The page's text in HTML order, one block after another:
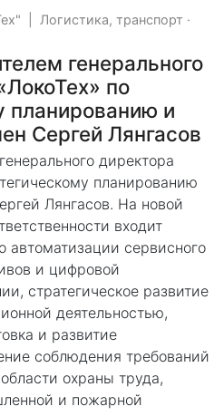
Логистика, транспорт ·
генерального
по
планированию и
Сергей Лянгасов
директора
планированию
Лянгасов. На новой
входит
автоматизации сервисного
и цифровой
стратегическое развитие
деятельностью,
и развитие
соблюдения требований
охраны труда,
и пожарной